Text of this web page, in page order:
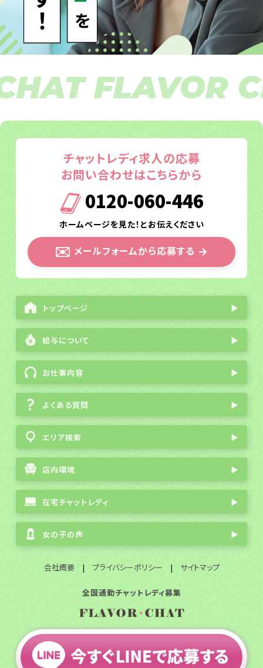
FLAVOR
チャットレディ求人の応募
お問い合わせはこちらから
0120-060-446
ホームページを見た！とお伝えください
✉️ メールフォームから応募する →
トップページ ▶
給与について ▶
お仕事内容 ▶
よくある質問 ▶
エリア検索 ▶
店内環境 ▶
在宅チャットレディ ▶
女の子の声 ▶
会社概要| プライバシーポリシー | サイトマップ
全国通勤チャットレディ募集
© 2003 FlavorGroup All Rights Reserved.